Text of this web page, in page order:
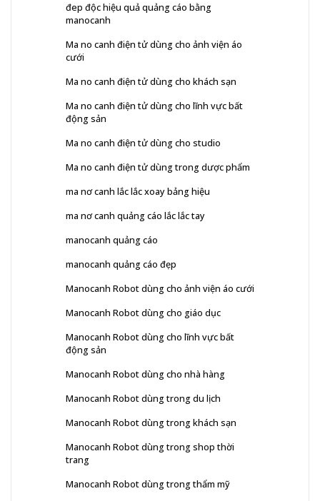
đep độc hiệu quả quảng cáo bằng
manocanh
Ma no canh điện tử dùng cho ảnh viện áo
cưới
Ma no canh điện tử dùng cho khách sạn
Ma no canh điện tử dùng cho lĩnh vực bất
động sản
Ma no canh điện tử dùng cho studio
Ma no canh điện tử dùng trong dược phẩm
ma nơ canh lắc lắc xoay bảng hiệu
ma nơ canh quảng cáo lắc lắc tay
manocanh quảng cáo
manocanh quảng cáo đẹp
Manocanh Robot dùng cho ảnh viện áo cưới
Manocanh Robot dùng cho giáo dục
Manocanh Robot dùng cho lĩnh vực bất
động sản
Manocanh Robot dùng cho nhà hàng
Manocanh Robot dùng trong du lịch
Manocanh Robot dùng trong khách sạn
Manocanh Robot dùng trong shop thời
trang
Manocanh Robot dùng trong thẩm mỹ